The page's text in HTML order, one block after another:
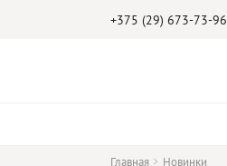
+375 (29) 673-73-96
Главная Новинки